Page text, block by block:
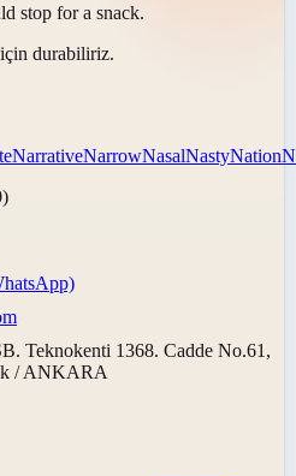
stop for a snack.
durabiliriz.
NarrativeNarrowNasalNastyNation
Teknokenti 1368. Cadde No.61,
/ ANKARA